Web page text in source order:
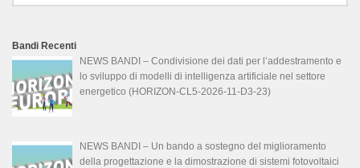
Bandi Recenti
NEWS BANDI – Condivisione dei dati per l’addestramento e
lo sviluppo di modelli di intelligenza artificiale nel settore
energetico (HORIZON-CL5-2026-11-D3-23)
NEWS BANDI – Un bando a sostegno del miglioramento
della progettazione e la dimostrazione di sistemi fotovoltaici